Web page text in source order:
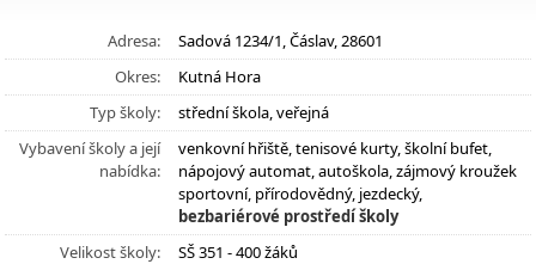
Adresa:
Sadová 1234/1, Čáslav, 28601
Okres:
Kutná Hora
Typ školy:
střední škola, veřejná
Vybavení školy a její
nabídka:
venkovní hřiště, tenisové kurty, školní bufet,
nápojový automat, autoškola, zájmový kroužek
sportovní, přírodovědný, jezdecký,
bezbariérové prostředí školy
Velikost školy:
SŠ 351 - 400 žáků